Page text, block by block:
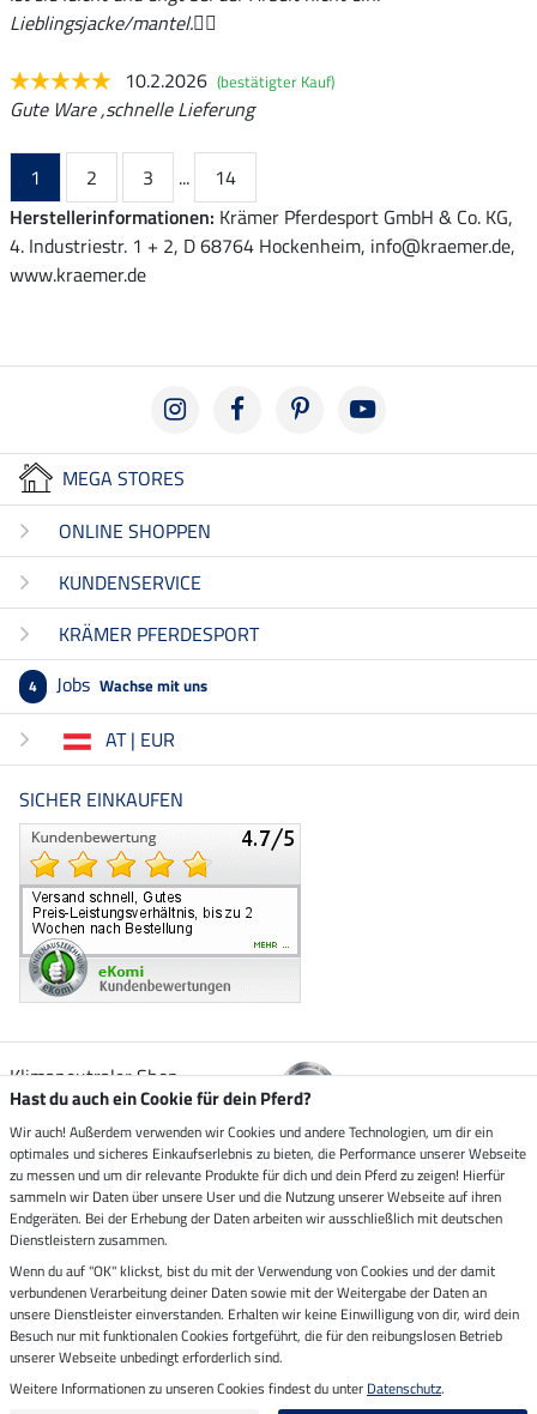
Lieblingsjacke/mantel.👌🏻
10.2.2026 (bestätigter Kauf)
Gute Ware ,schnelle Lieferung
1 2 3 ...
14
Herstellerinformationen: Krämer Pferdesport GmbH & Co. KG,
4. Industriestr. 1 + 2, D 68764 Hockenheim, info@kraemer.de,
www.kraemer.de
MEGA STORES
ONLINE SHOPPEN
KUNDENSERVICE
KRÄMER PFERDESPORT
4 Jobs Wachse mit uns
AT | EUR
SICHER EINKAUFEN
Klimaneutraler Shop
Zustellung durch
Sicher bezahlen mit
Vorkasse
Impressum
Letzte Aktualisierung am 07.08.2026 um 03:03
Hast du auch ein Cookie für dein Pferd?
Wir auch! Außerdem verwenden wir Cookies und andere Technologien, um dir ein
optimales und sicheres Einkaufserlebnis zu bieten, die Performance unserer Webseite
zu messen und um dir relevante Produkte für dich und dein Pferd zu zeigen! Hierfür
sammeln wir Daten über unsere User und die Nutzung unserer Webseite auf ihren
Endgeräten. Bei der Erhebung der Daten arbeiten wir ausschließlich mit deutschen
Dienstleistern zusammen.
Wenn du auf "OK" klickst, bist du mit der Verwendung von Cookies und der damit
verbundenen Verarbeitung deiner Daten sowie mit der Weitergabe der Daten an
unsere Dienstleister einverstanden. Erhalten wir keine Einwilligung von dir, wird dein
Besuch nur mit funktionalen Cookies fortgeführt, die für den reibungslosen Betrieb
unserer Webseite unbedingt erforderlich sind.
Weitere Informationen zu unseren Cookies findest du unter Datenschutz.